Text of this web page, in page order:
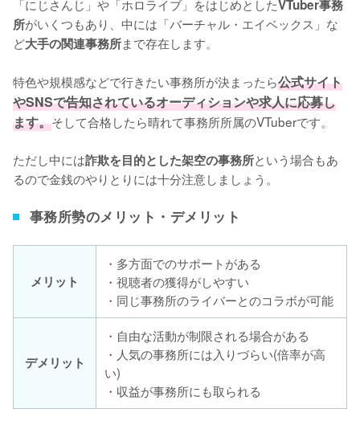
「にじさんじ」や「ホロライブ」をはじめとしたVTuber事務
所がいくつもあり、中には「バーチャル・エイベックス」な
ど大手の関連事務所まで存在します。
特色や規模感などで行きたい事務所が決まったら公式サイト
やSNSで告知されているオーディションや求人に応募し
ます。そして合格したら晴れて事務所所属のVTuberです。
ただし中には詐欺を目的とした架空の事務所という場合もあ
るので金銭のやりとりには十分注意しましょう。
事務所勢のメリット・デメリット
メリット
・多方面でのサポートがある
・視聴者の獲得がしやすい
・同じ事務所のライバーとのコラボが可能
デメリット
・自由な活動が制限される場合がある
・人気の事務所には入りづらい(倍率が高
い)
・収益が事務所にも取られる